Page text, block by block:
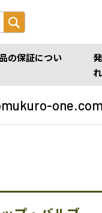
の保証につい
れ
one.com